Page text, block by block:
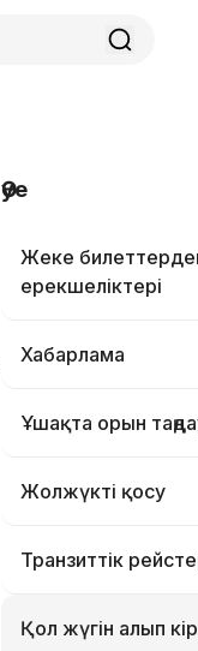
Әуе
Жеке
ерекшеліктері
Хабарлама
Ұшақта орын
Жолжүкті қосу
Транзиттік
Қол жүгін алып